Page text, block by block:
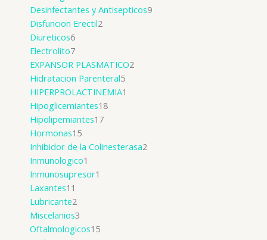
Desinfectantes y Antisepticos9
Disfuncion Erectil2
Diureticos6
Electrolito7
EXPANSOR PLASMATICO2
Hidratacion Parenteral5
HIPERPROLACTINEMIA1
Hipoglicemiantes18
Hipolipemiantes17
Hormonas15
Inhibidor de la Colinesterasa2
Inmunologico1
Inmunosupresor1
Laxantes11
Lubricante2
Miscelanios3
Oftalmologicos15